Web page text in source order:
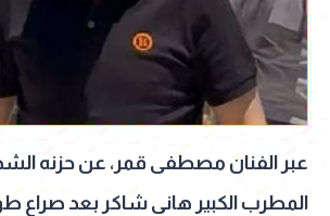
عبر الفنان مصطفى قمر، عن حزنه
المطرب الكبير هاني شاكر بعد صراع